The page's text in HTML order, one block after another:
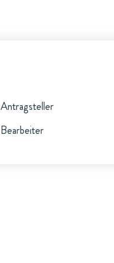
Antragsteller
Bearbeiter